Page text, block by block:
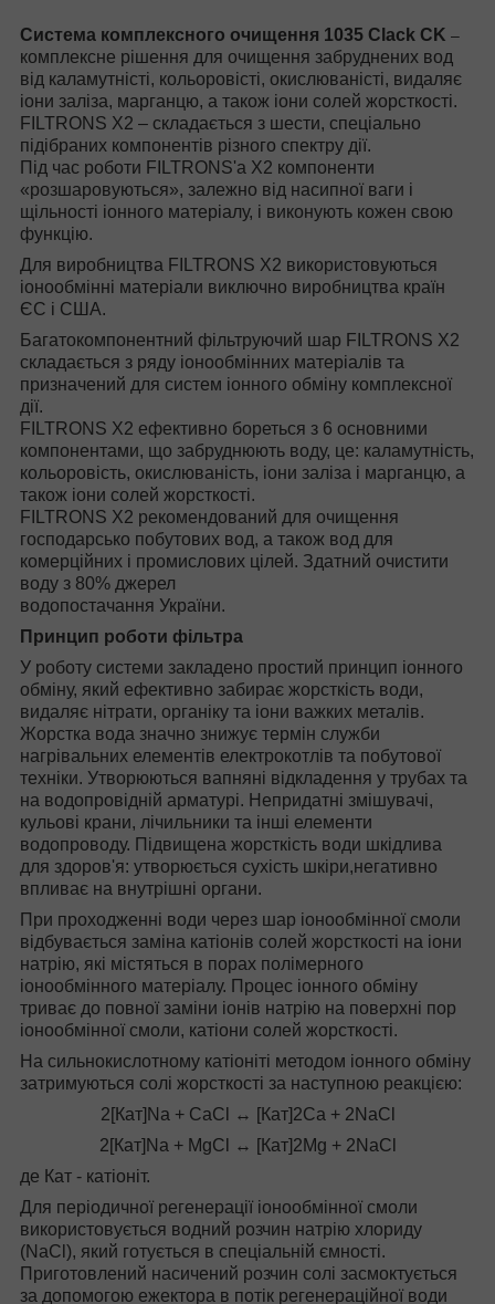
Система комплексного очищення 1035 Clack CK –
комплексне рiшення для очищення забруднених вод
від каламутністі, кольоровісті, окислюваністі, видаляє
іони заліза, марганцю, а також іони солей жорсткості.
FILTRONS X2 – складається з шести, спеціально
підібраних компонентів різного спектру дії.
Під час роботи FILTRONS'а X2 компоненти
«розшаровуються», залежно від насипної ваги і
щільності іонного матеріалу, і виконують кожен свою
функцію.
Для виробництва FILTRONS X2 використовуються
іонообмінні матеріали виключно виробництва країн
ЄС і США.
Багатокомпонентний фільтруючий шар FILTRONS X2
складається з ряду іонообмінних матеріалів та
призначений для систем іонного обміну комплексної
дії.
FILTRONS X2 ефективно бореться з 6 основними
компонентами, що забруднюють воду, це: каламутність,
кольоровість, окислюваність, іони заліза і марганцю, а
також іони солей жорсткості.
FILTRONS X2 рекомендований для очищення
господарсько побутових вод, а також вод для
комерційних і промислових цілей. Здатний очистити
воду з 80% джерел
водопостачання України.
Принцип роботи фільтра
У роботу системи закладено простий принцип іонного
обміну, який ефективно забирає жорсткість води,
видаляє нітрати, органіку та іони важких металів.
Жорстка вода значно знижує термін служби
нагрівальних елементів електрокотлів та побутової
техніки. Утворюються вапняні відкладення у трубах та
на водопровідній арматурі. Непридатні змішувачі,
кульові крани, лічильники та інші елементи
водопроводу. Підвищена жорсткість води шкідлива
для здоров'я: утворюється сухість шкіри,негативно
впливає на внутрішні органи.
При проходженні води через шар іонообмінної смоли
відбувається заміна катіонів солей жорсткості на іони
натрію, які містяться в порах полімерного
іонообмінного матеріалу. Процес іонного обміну
триває до повної заміни іонів натрію на поверхні пор
іонообмінної смоли, катіони солей жорсткості.
На сильнокислотному катіоніті методом іонного обміну
затримуються солі жорсткості за наступною реакцією:
2[Кат]Nа + CaCl ↔ [Кат]2Са + 2NaCl
2[Кат]Nа + MgCl ↔ [Кат]2Mg + 2NaCl
де Кат - катіоніт.
Для періодичної регенерації іонообмінної смоли
використовується водний розчин натрію хлориду
(NaCl), який готується в спеціальній ємності.
Приготовлений насичений розчин солі засмоктується
за допомогою ежектора в потік регенераційної води